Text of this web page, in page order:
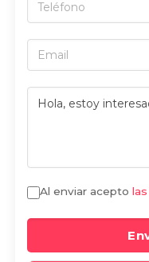
Al enviar acepto